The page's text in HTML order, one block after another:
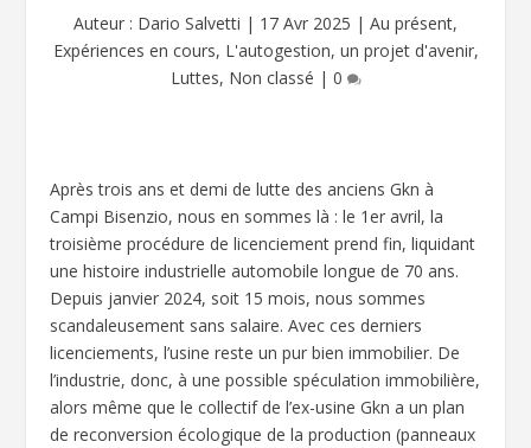
Auteur : Dario Salvetti | 17 Avr 2025 | Au présent,
Expériences en cours, L'autogestion, un projet d'avenir,
Luttes, Non classé | 0
Après trois ans et demi de lutte des anciens Gkn à
Campi Bisenzio, nous en sommes là : le 1er avril, la
troisième procédure de licenciement prend fin, liquidant
une histoire industrielle automobile longue de 70 ans.
Depuis janvier 2024, soit 15 mois, nous sommes
scandaleusement sans salaire. Avec ces derniers
licenciements, l’usine reste un pur bien immobilier. De
l’industrie, donc, à une possible spéculation immobilière,
alors même que le collectif de l’ex-usine Gkn a un plan
de reconversion écologique de la production (panneaux